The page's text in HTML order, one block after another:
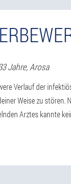
Jahre,Arosa
Verlauf der
Weise zu stören.
Arztes kannte